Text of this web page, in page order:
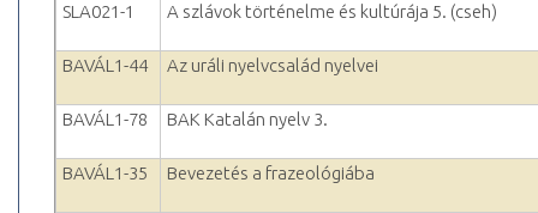
SLA021-1 A szlávok történelme és kultúrája 5. (cseh)
BAVÁL1-44 Az uráli nyelvcsalád nyelvei
BAVÁL1-78 BAK Katalán nyelv 3.
BAVÁL1-35 Bevezetés a frazeológiába